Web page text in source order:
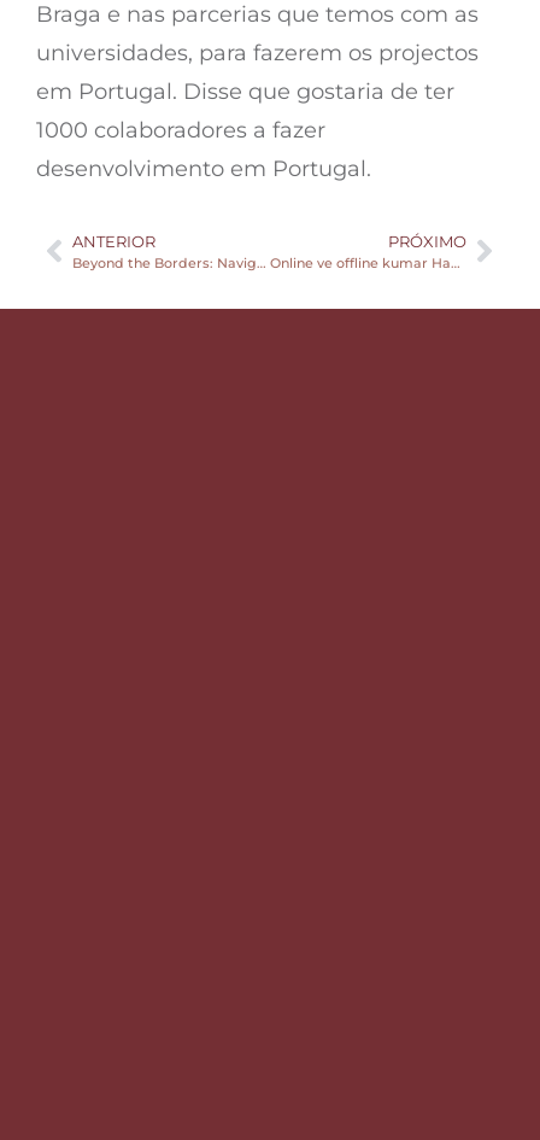
Braga e nas parcerias que temos com as
universidades, para fazerem os projectos
em Portugal. Disse que gostaria de ter
1000 colaboradores a fazer
desenvolvimento em Portugal.
ANTERIOR
Beyond the Borders: Navigating Foreign Casinos for Czech Gamblers in 2026
PRÓXIMO
Online ve offline kumar Hangi seçenek sizin için daha kazançlı betpark